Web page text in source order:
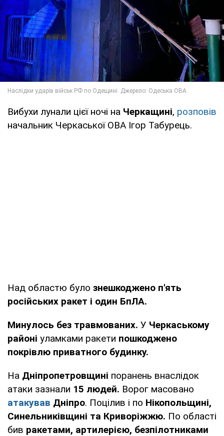
Вибухи лунали цієї ночі на Черкащині, розповів
начальник Черкаської ОВА Ігор Табурець.
Над областю було знешкоджено п'ять
російських ракет і один БпЛА.
Минулось без травмованих. У Черкаському
районі уламками ракети пошкоджено
покрівлю приватного будинку.
На Дніпропетровщині поранень внаслідок
атаки зазнали 15 людей. Ворог масовано
атакував Дніпро. Поцілив і по Нікопольщині,
Синельниківщині та Криворіжжю. По області
бив ракетами, артилерією, безпілотниками